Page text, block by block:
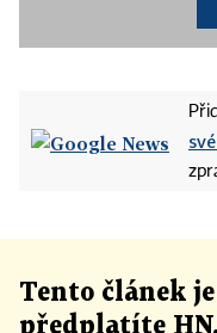
Tento článek je
předplatíte